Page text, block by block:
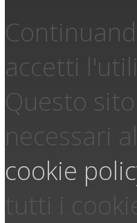
accetti
Questo
necessari
cookie
tutti i